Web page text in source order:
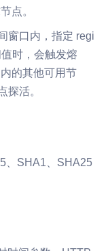
点。
窗口内，指定 regi
时，会触发熔
的其他可用节
探活。
、SHA1、SHA25